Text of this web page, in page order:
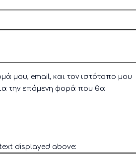
μου, email, και τον ιστότοπο μου
την επόμενη φορά που θα
text displayed above: